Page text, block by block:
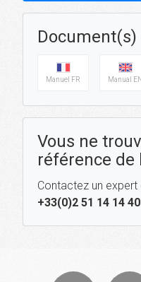
Document(s)
Manuel FR Manual EN
Vous ne
référence de
Contactez un expert
+33(0)2 51 14 14 40